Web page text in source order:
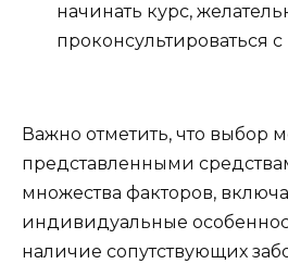
начинать курс,
проконсультироваться
Важно отметить, что выбор
представленными
множества факторов,
индивидуальные
наличие сопутствующих